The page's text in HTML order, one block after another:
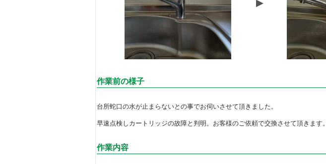
作業前の様子
台所蛇口の水が止まらないとの事でお伺いさせて頂きました。
早速点検しカートリッジの故障と判明。お客様のご依頼で交換させて頂きます。
作業内容